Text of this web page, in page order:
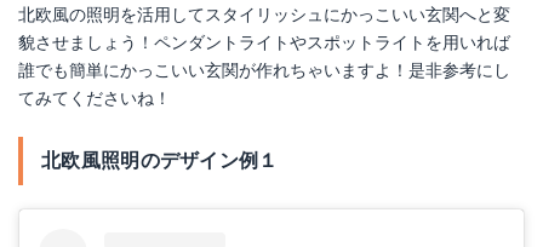
北欧風の照明を活用してスタイリッシュにかっこいい玄関へと変
貌させましょう！ペンダントライトやスポットライトを用いれば
誰でも簡単にかっこいい玄関が作れちゃいますよ！是非参考にし
てみてくださいね！
北欧風照明のデザイン例１